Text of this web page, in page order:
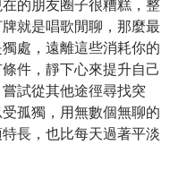
的朋友圈子很糟糕，整
就是唱歌閒聊，那麼最
處，遠離這些消耗你的
件，靜下心來提升自己
試從其他途徑尋找突
孤獨，用無數個無聊的
長，也比每天過著平淡